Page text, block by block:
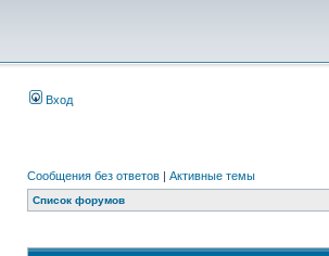
Вход
Сообщения без ответов | Активные темы
Список форумов